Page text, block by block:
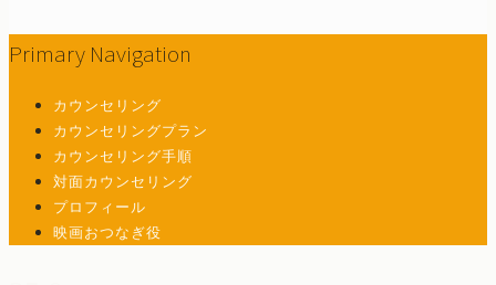
Primary Navigation
カウンセリング
カウンセリングプラン
カウンセリング手順
対面カウンセリング
プロフィール
映画おつなぎ役